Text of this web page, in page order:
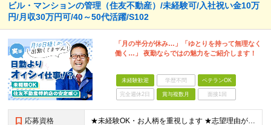
ビル・マンションの管理（住友不動産）/未経験可/入社祝い金10万
円/月収30万円可/40～50代活躍/S102
「月の半分が休み…」「ゆとりを持って無理なく
働く…」 夜勤ならではの魅力をご紹介します！
未経験歓迎 学歴不問 ベテランOK
完全週休2日 賞与複数月 面接1回
応募資格 ★未経験OK・お人柄を重視します ★志望理由が明確でない方もお気軽にご応募ください！ ■高卒以上 ■60歳未満の方(定年年齢による理由) ＜長く安心して働きやすい＞ 当社では現在20代～60代の管理